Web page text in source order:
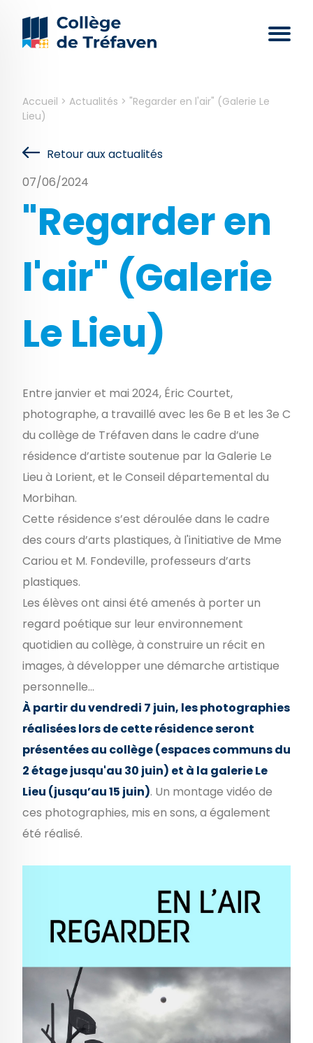
Accueil > Actualités > "Regarder en l'air" (Galerie Le
Lieu)
Retour aux actualités
07/06/2024
"Regarder en
l'air" (Galerie
Le Lieu)
Entre janvier et mai 2024, Éric Courtet,
photographe, a travaillé avec les 6e B et les 3e C
du collège de Tréfaven dans le cadre d’une
résidence d’artiste soutenue par la Galerie Le
Lieu à Lorient, et le Conseil départemental du
Morbihan.
Cette résidence s’est déroulée dans le cadre
des cours d’arts plastiques, à l'initiative de Mme
Cariou et M. Fondeville, professeurs d’arts
plastiques.
Les élèves ont ainsi été amenés à porter un
regard poétique sur leur environnement
quotidien au collège, à construire un récit en
images, à développer une démarche artistique
personnelle...
À partir du vendredi 7 juin, les photographies
réalisées lors de cette résidence seront
présentées au collège (espaces communs du
2 étage jusqu'au 30 juin) et à la galerie Le
Lieu (jusqu’au 15 juin). Un montage vidéo de
ces photographies, mis en sons, a également
été réalisé.